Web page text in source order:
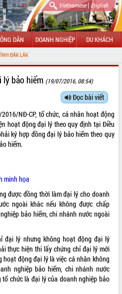
Vietnamese| English
DÂN DOANH NGHIỆP DU KHÁCH
lý bảo hiểm (19/07/2016, 08:54)
Đọc bài viết
NĐ-CP, tổ chức, cá nhân hoạt động
hoạt động đại lý theo quy định tại Điều
ký hợp đồng đại lý bảo hiểm theo quy
hiểm.
minh họa
được đồng thời làm đại lý cho doanh
ngoài khác nếu không được chấp
bảo hiểm, chi nhánh nước ngoài
đại lý nhưng không hoạt động đại lý
thực hiện thi lấy chứng chỉ đại lý mới
động đại lý là việc cá nhân không
nghiệp bảo hiểm, chi nhánh nước
chức là đại lý của doanh nghiệp bảo